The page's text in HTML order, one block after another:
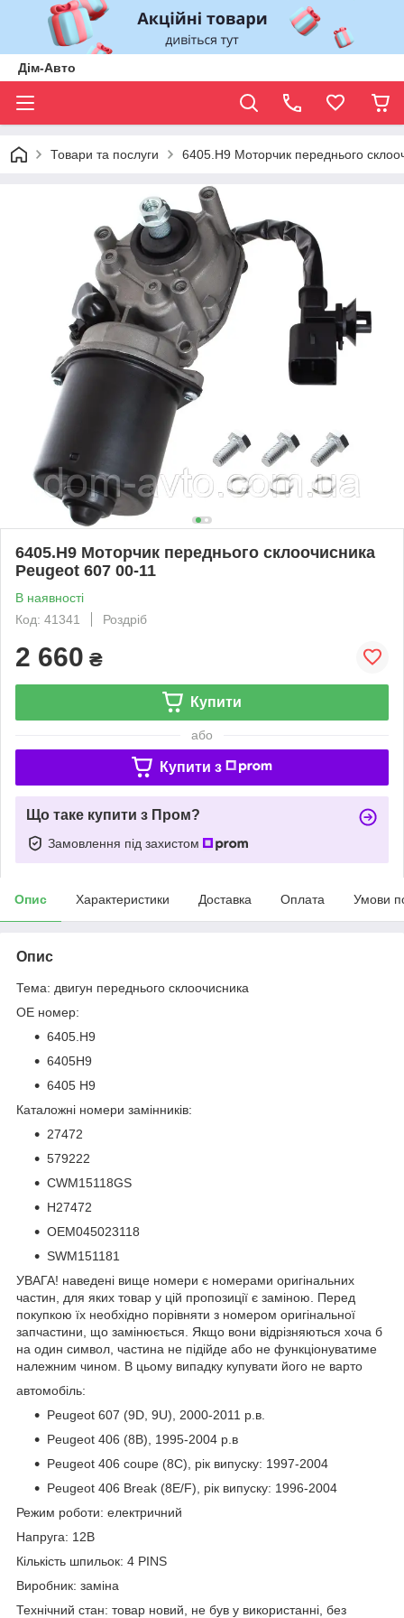
Дім-Авто
Товари та послуги 6405.H9 Моторчик переднього
6405.H9 Моторчик переднього склоочисника
Peugeot 607 00-11
В наявності
Код: 41341
Роздріб
2 660 ₴
Купити
або
Купити з
Що таке купити з Пром?
Замовлення під захистом
Опис Характеристики Доставка Оплата Умови
Опис
Тема: двигун переднього склоочисника
OE номер:
6405.H9
6405H9
6405 H9
Каталожні номери замінників:
27472
579222
CWM15118GS
H27472
OEM045023118
SWM151181
УВАГА! наведені вище номери є номерами оригінальних
частин, для яких товар у цій пропозиції є заміною. Перед
покупкою їх необхідно порівняти з номером оригінальної
запчастини, що замінюється. Якщо вони відрізняються хоча б
на один символ, частина не підійде або не функціонуватиме
належним чином. В цьому випадку купувати його не варто
автомобіль:
Peugeot 607 (9D, 9U), 2000-2011 р.в.
Peugeot 406 (8B), 1995-2004 р.в
Peugeot 406 coupe (8C), рік випуску: 1997-2004
Peugeot 406 Break (8E/F), рік випуску: 1996-2004
Режим роботи: електричний
Напруга: 12В
Кількість шпильок: 4 PINS
Виробник: заміна
Технічний стан: товар новий, не був у використанні, без